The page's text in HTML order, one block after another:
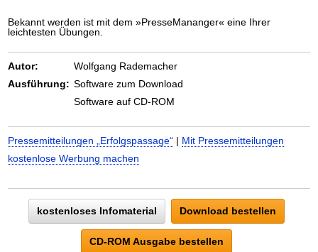
Bekannt werden ist mit dem »PresseMananger« eine Ihrer
leichtesten Übungen.
Autor:
Wolfgang Rademacher
Ausführung: Software zum Download
Software auf CD-ROM
Pressemitteilungen „Erfolgspassage“| Mit Pressemitteilungen
kostenlose Werbung machen
kostenloses Infomaterial Download bestellen
CD-ROM Ausgabe bestellen